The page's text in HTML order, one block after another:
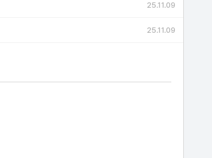
25.11.09
25.11.09